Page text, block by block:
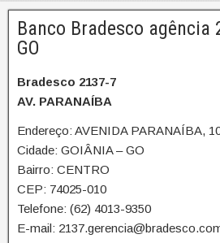
Banco Bradesco agência
GO
Bradesco 2137-7
AV. PARANAÍBA
Endereço: AVENIDA PARANAÍBA,
Cidade: GOIÂNIA – GO
Bairro: CENTRO
CEP: 74025-010
Telefone: (62) 4013-9350
E-mail: